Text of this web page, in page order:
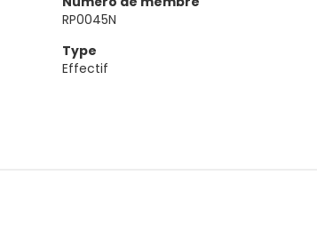
RP0045N
Type
Effectif